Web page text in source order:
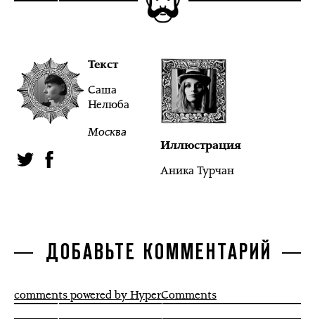
Текст
Саша
Нелюба
Москва
Иллюстрация
Аника Турчан
ДОБАВЬТЕ КОММЕНТАРИЙ
comments powered by HyperComments